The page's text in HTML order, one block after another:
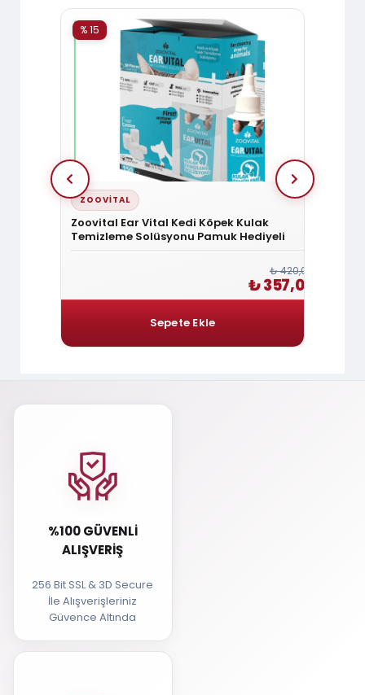
ZOOVITAL
Zoovital Ear Vital Kedi Köpek Kulak
Temizleme Solüsyonu Pamuk Hediyeli
% 15
₺ 420,00
₺ 357,00
%100 GÜVENLI
ALIŞVERIŞ
256 Bit SSL & 3D Secure
İle Alışverişleriniz
Güvence Altında